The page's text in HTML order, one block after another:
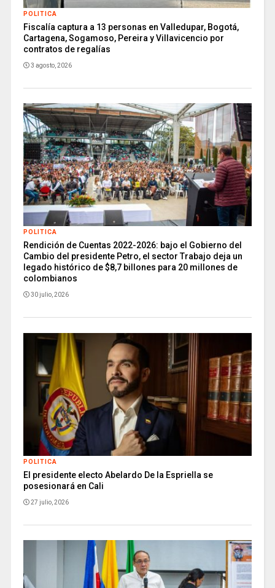
POLITICA
Fiscalía captura a 13 personas en Valledupar, Bogotá,
Cartagena, Sogamoso, Pereira y Villavicencio por
contratos de regalías
3 agosto, 2026
POLITICA
Rendición de Cuentas 2022-2026: bajo el Gobierno del
Cambio del presidente Petro, el sector Trabajo deja un
legado histórico de $8,7 billones para 20 millones de
colombianos
30 julio, 2026
POLITICA
El presidente electo Abelardo De la Espriella se
posesionará en Cali
27 julio, 2026